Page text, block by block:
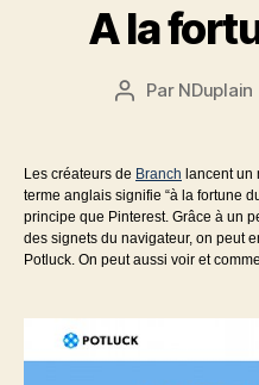
A la
Auteur
Par NDuplain
Les créateurs de Branch lancent un
terme anglais signifie “à la fortune
principe que Pinterest. Grâce à un
des signets du navigateur, on peut
Potluck. On peut aussi voir et